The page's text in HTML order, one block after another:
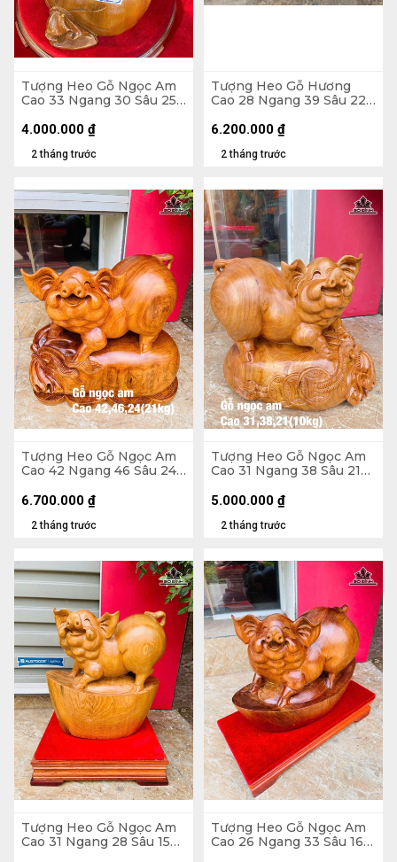
Tượng Heo Gỗ Ngọc Am
Cao 33 Ngang 30 Sâu 25
2 tháng trước
4.000.000 ₫
Tượng Heo Gỗ Hương
Cao 28 Ngang 39 Sâu 22
2 tháng trước
6.200.000 ₫
Tượng Heo Gỗ Ngọc Am
Cao 42 Ngang 46 Sâu 24
2 tháng trước
6.700.000 ₫
Tượng Heo Gỗ Ngọc Am
Cao 31 Ngang 38 Sâu 21
2 tháng trước
5.000.000 ₫
Tượng Heo Gỗ Ngọc Am
Cao 31 Ngang 28 Sâu 15
Tượng Heo Gỗ Ngọc Am
Cao 26 Ngang 33 Sâu 16